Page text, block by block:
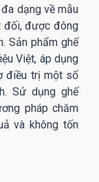
dạng về mẫu
đối, được đông
Sản phẩm ghế
Việt, áp dụng
điều trị một số
Sử dụng ghế
pháp chăm
và không tốn